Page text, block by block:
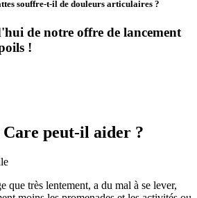
souffre-t-il de douleurs articulaires ?
de notre offre de lancement
!
peut-il aider ?
que très lentement, a du mal à se lever,